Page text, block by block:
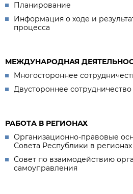
Планирование
Информация о ходе и
процесса
МЕЖДУНАРОДНАЯ
Многостороннее
Двустороннее сотрудничество
РАБОТА В РЕГИОНАХ
Организационно-правовые
Совета Республики в регионах
Совет по взаимодействию
самоуправления